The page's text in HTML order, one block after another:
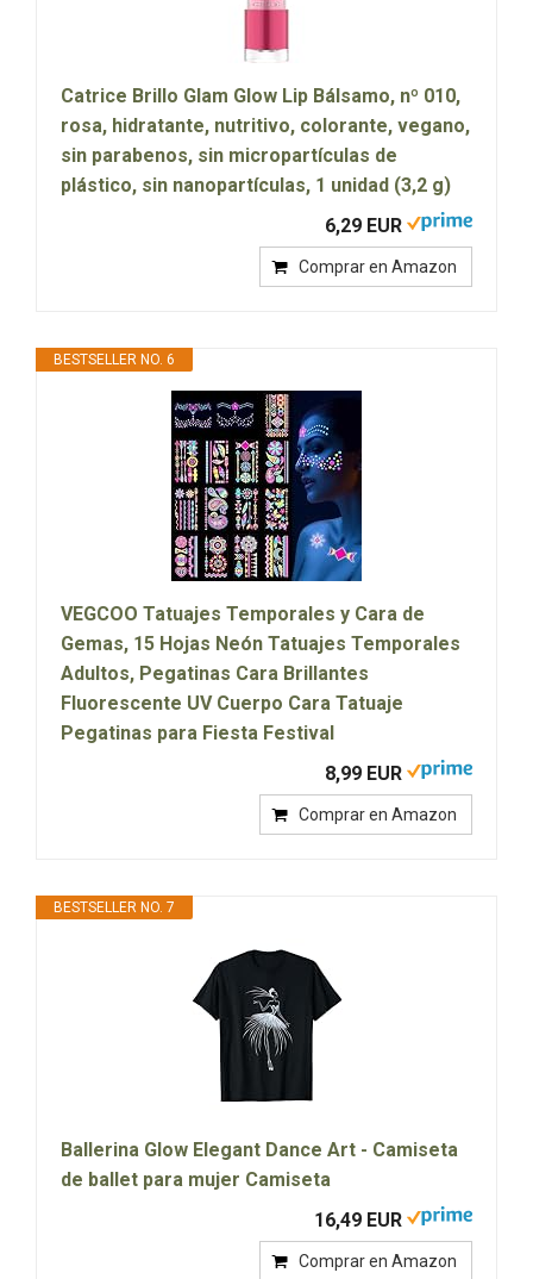
Catrice Brillo Glam Glow Lip Bálsamo, nº 010,
rosa, hidratante, nutritivo, colorante, vegano,
sin parabenos, sin micropartículas de
plástico, sin nanopartículas, 1 unidad (3,2 g)
6,29 EUR
Comprar en Amazon
BESTSELLER NO. 6
VEGCOO Tatuajes Temporales y Cara de
Gemas, 15 Hojas Neón Tatuajes Temporales
Adultos, Pegatinas Cara Brillantes
Fluorescente UV Cuerpo Cara Tatuaje
Pegatinas para Fiesta Festival
8,99 EUR
Comprar en Amazon
BESTSELLER NO. 7
Ballerina Glow Elegant Dance Art - Camiseta
de ballet para mujer Camiseta
16,49 EUR
Comprar en Amazon